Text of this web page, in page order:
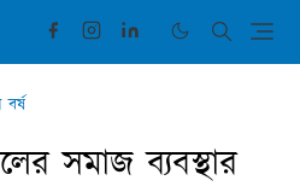
সমাজ ব্যবস্থার